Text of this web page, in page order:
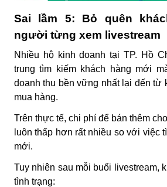
Sai lầm 5: Bỏ quên
người từng xem livestream
Nhiều hộ kinh doanh tại TP. Hồ
trung tìm kiếm khách hàng mới
doanh thu bền vững nhất lại đến từ
mua hàng.
Trên thực tế, chi phí để bán thêm
luôn thấp hơn rất nhiều so với việc
mới.
Tuy nhiên sau mỗi buổi livestream,
tình trạng: